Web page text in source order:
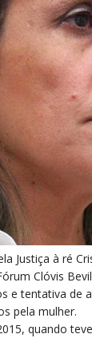
Justiça à ré
Clóvis
e tentativa de
pela mulher.
quando